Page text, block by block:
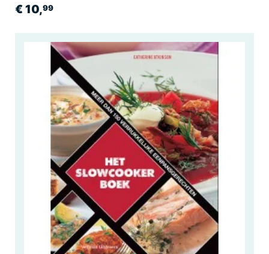
€ 10,99